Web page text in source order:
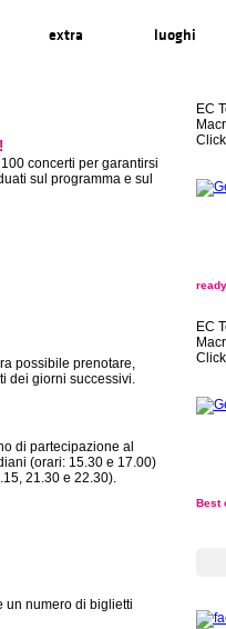
extra luoghi
concerti per garantirsi
sul programma e sul
possibile prenotare,
dei giorni successivi.
di partecipazione al
(orari: 15.30 e 17.00)
21.30 e 22.30).
un numero di biglietti
EC
EC
Best